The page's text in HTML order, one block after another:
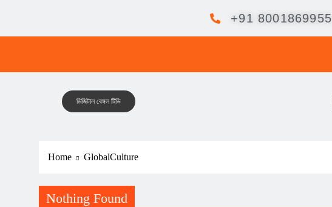
+91 8001869955
ডিজিটাল বেঙ্গল টিভি
Home GlobalCulture
Nothing Found